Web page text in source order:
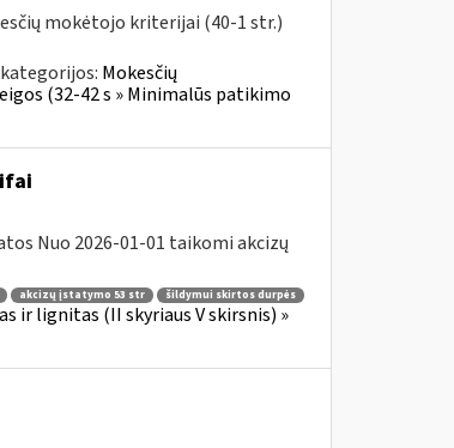
mokėtojo kriterijai (40-1 str.)
Mokesčių
(32-42 s » Minimalūs patikimo
Nuo 2026-01-01 taikomi akcizų
akcizų įstatymo 53 str
šildymui skirtos durpės
ir lignitas (II skyriaus V skirsnis) »